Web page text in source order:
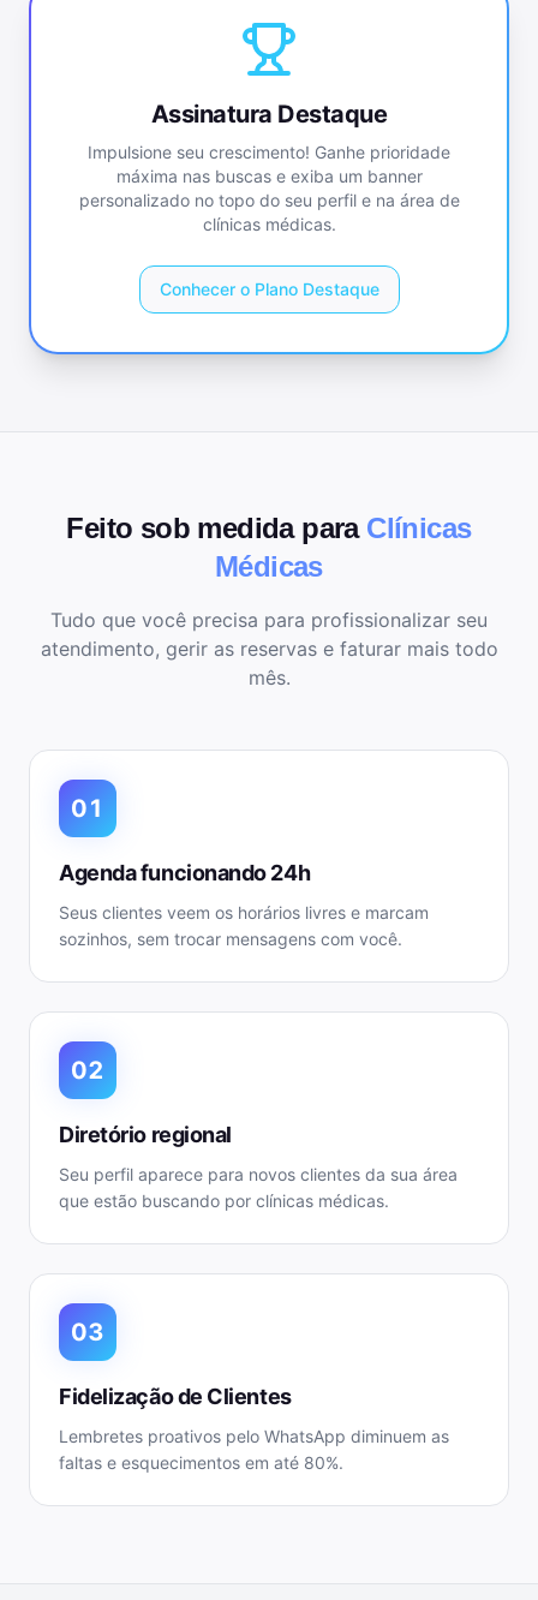
Assinatura Destaque
Impulsione seu crescimento! Ganhe prioridade
máxima nas buscas e exiba um banner
personalizado no topo do seu perfil e na área de
clínicas médicas.
Conhecer o Plano Destaque
Feito sob medida para Clínicas
Médicas
Tudo que você precisa para profissionalizar seu
atendimento, gerir as reservas e faturar mais todo
mês.
01
Agenda funcionando 24h
Seus clientes veem os horários livres e marcam
sozinhos, sem trocar mensagens com você.
02
Diretório regional
Seu perfil aparece para novos clientes da sua área
que estão buscando por clínicas médicas.
03
Fidelização de Clientes
Lembretes proativos pelo WhatsApp diminuem as
faltas e esquecimentos em até 80%.